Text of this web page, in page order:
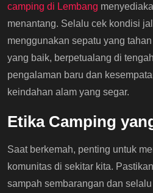
camping di Lembang
menantang. Selalu cek kondisi
menggunakan sepatu yang
yang baik, berpetualang di
pengalaman baru dan
keindahan alam yang segar.
Etika Camping
Saat berkemah, penting untuk
komunitas di sekitar kita.
sampah sembarangan dan